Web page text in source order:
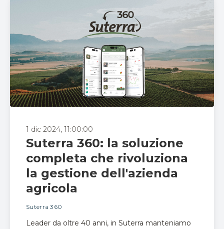
1 dic 2024, 11:00:00
Suterra 360: la soluzione
completa che rivoluziona
la gestione dell'azienda
agricola
Suterra 360
Leader da oltre 40 anni, in Suterra manteniamo